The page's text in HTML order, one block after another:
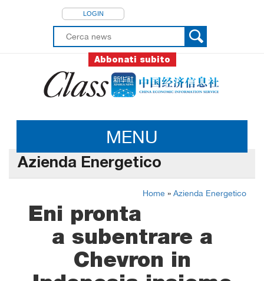
LOGIN
Abbonati subito
MENU
Azienda Energetico
Home » Azienda Energetico
Eni pronta
a subentrare a
Chevron in